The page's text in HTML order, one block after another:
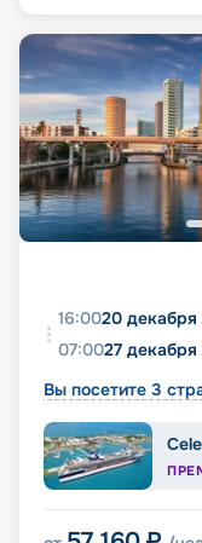
16:0020 декабря
07:0027 декабря
Вы посетите 3